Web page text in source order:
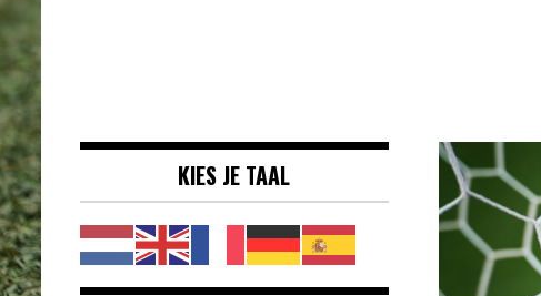
Eredivisie &
Internationaal
voetbal |
KIES JE TAAL